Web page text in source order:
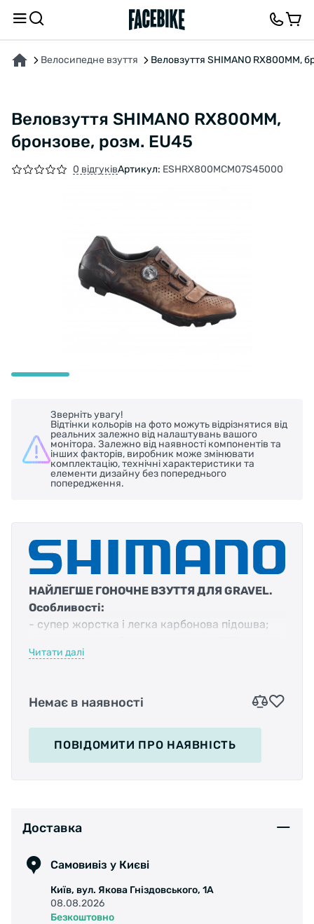
Велосипедне взуття Веловзуття SHIMANO RX800MM,
Веловзуття SHIMANO RX800MM,
бронзове, розм. EU45
0 відгуківАртикул: ESHRX800MCM07S45000
Зверніть увагу!
Відтінки кольорів на фото можуть відрізнятися від
реальних залежно від налаштувань вашого
монітора. Залежно від наявності компонентів та
інших факторів, виробник може змінювати
комплектацію, технічні характеристики та
елементи дизайну без попереднього
попередження.
НАЙЛЕГШЕ ГОНОЧНЕ ВЗУТТЯ ДЛЯ GRAVEL.
Особливості:
- супер жорстка і легка карбонова підошва;
максимальної ефективності і стабільності;
педалювання та можливостями поза
велосипедом;
- облягаюча конструкція верху забезпечує
Читати далі
Немає в наявності
ПОВІДОМИТИ ПРО НАЯВНІСТЬ
Доставка
Самовивіз у Києві
Київ, вул. Якова Гніздовського, 1А
08.08.2026
Безкоштовно
ПРО ТОВАР ХАРАКТЕРИСТИКИВІДГУКИ ТА ЗАПИТАННЯ